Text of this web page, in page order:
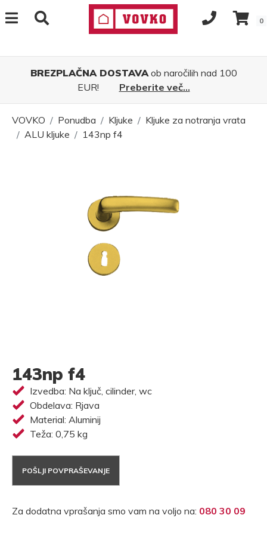
0
BREZPLAČNA DOSTAVAob naročilih nad 100
EUR!
Preberite več...
VOVKO Ponudba Kljuke
Kljuke za notranja vrata
ALU kljuke
143np f4
143np f4
Izvedba: Na ključ, cilinder, wc
Obdelava: Rjava
Material: Aluminij
Teža: 0,75 kg
POŠLJI POVPRAŠEVANJE
Za dodatna vprašanja smo vam na voljo na: 080 30 09